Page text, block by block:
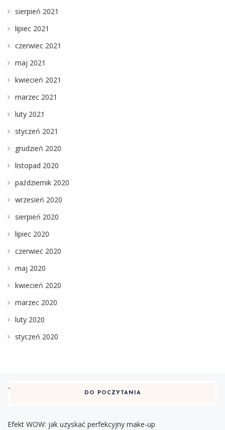
sierpień 2021
lipiec 2021
czerwiec 2021
maj 2021
kwiecień 2021
marzec 2021
luty 2021
styczeń 2021
grudzień 2020
listopad 2020
październik 2020
wrzesień 2020
sierpień 2020
lipiec 2020
czerwiec 2020
maj 2020
kwiecień 2020
marzec 2020
luty 2020
styczeń 2020
DO POCZYTANIA
Efekt WOW: jak uzyskać perfekcyjny make-up